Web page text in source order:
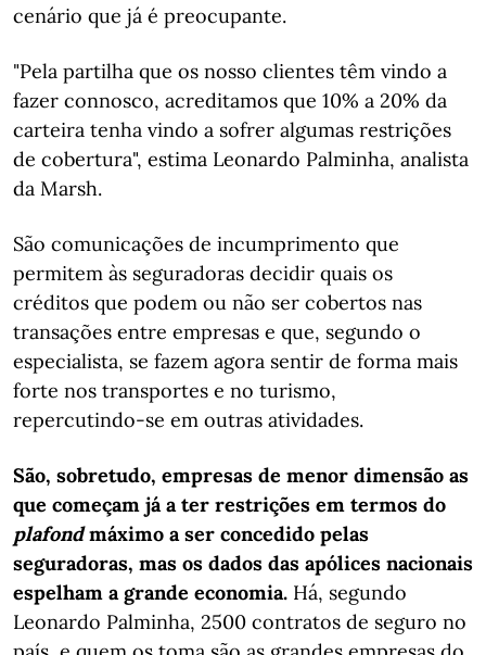
cenário que já é preocupante.
"Pela partilha que os nosso clientes têm vindo a
fazer connosco, acreditamos que 10% a 20% da
carteira tenha vindo a sofrer algumas restrições
de cobertura", estima Leonardo Palminha, analista
da Marsh.
São comunicações de incumprimento que
permitem às seguradoras decidir quais os
créditos que podem ou não ser cobertos nas
transações entre empresas e que, segundo o
especialista, se fazem agora sentir de forma mais
forte nos transportes e no turismo,
repercutindo-se em outras atividades.
São, sobretudo, empresas de menor dimensão as
que começam já a ter restrições em termos do
plafondmáximo a ser concedido pelas
seguradoras, mas os dados das apólices nacionais
espelham a grande economia. Há, segundo
Leonardo Palminha, 2500 contratos de seguro no